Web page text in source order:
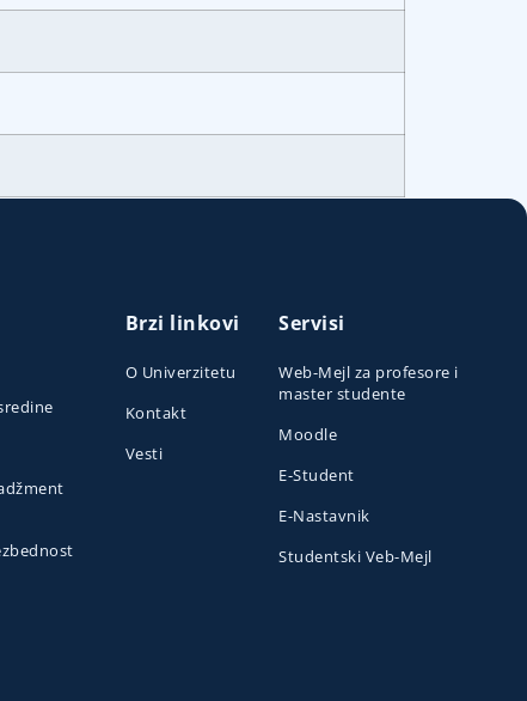
Brzi linkovi
O Univerzitetu
Kontakt
Vesti
Servisi
Web-Mejl za profesore i
master studente
Moodle
E-Student
E-Nastavnik
Studentski Veb-Mejl